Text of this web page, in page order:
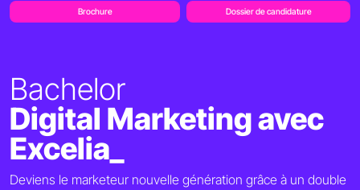
Bachelor
Digital Marketing avec
Excelia_
Deviens le marketeur nouvelle génération grâce à un double
Brochure Dossier de candidature